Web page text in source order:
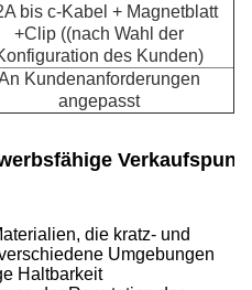
bis c-Kabel + Magnetblatt
+Clip ((nach Wahl der
des Kunden)
Kundenanforderungen
angepasst
die kratz- und
Umgebungen
Haltbarkeit